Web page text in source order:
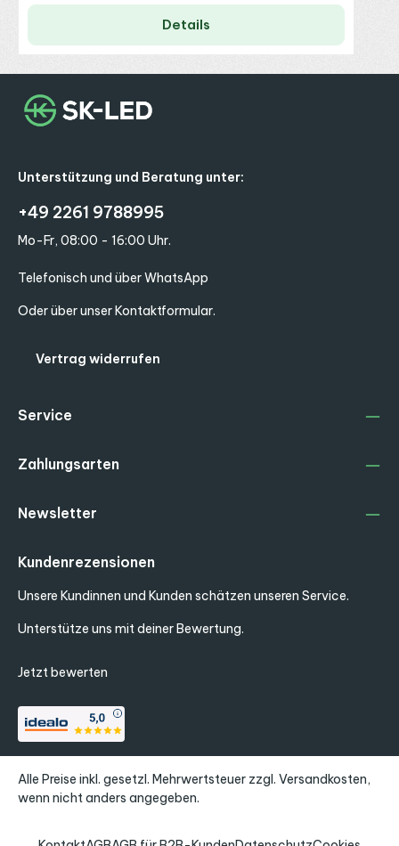
Details
Unterstützung und Beratung unter:
+49 2261 9788995
Mo-Fr, 08:00 - 16:00 Uhr.
Telefonisch und über WhatsApp
Oder über unserKontaktformular.
Vertrag widerrufen
Service
Zahlungsarten
Kundenrezensionen
Unsere Kundinnen und Kunden schätzen unseren Service.
Unterstütze uns mit deiner Bewertung.
Jetzt bewerten
Newsletter
Alle Preise inkl. gesetzl. Mehrwertsteuer zzgl. Versandkosten,
wenn nicht anders angegeben.